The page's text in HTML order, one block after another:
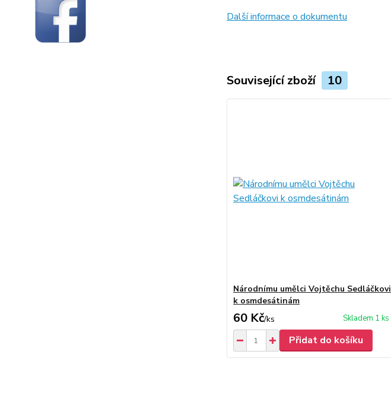
Další informace o dokumentu
Související zboží 10
Národnímu umělci Vojtěchu Sedláčkovi
k osmdesátinám
60 Kč/ks Skladem 1 ks
Přidat do košíku